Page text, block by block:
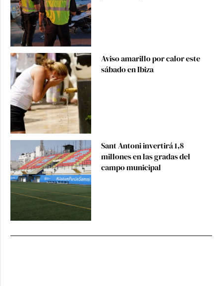
Aviso amarillo por calor este
sábado en Ibiza
Sant Antoni invertirá 1,8
millones en las gradas del
campo municipal